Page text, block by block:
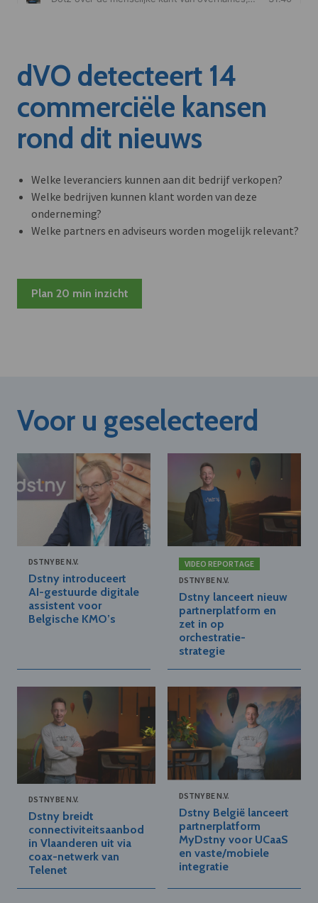
dVO detecteert 14
commerciële kansen
rond dit nieuws
Welke leveranciers kunnen aan dit bedrijf verkopen?
Welke bedrijven kunnen klant worden van deze
onderneming?
Welke partners en adviseurs worden mogelijk relevant?
Plan 20 min inzicht
Voor u geselecteerd
DSTNY BE N.V.
Dstny introduceert
AI-gestuurde digitale
assistent voor
Belgische KMO’s
VIDEO REPORTAGE
DSTNY BE N.V.
Dstny lanceert nieuw
partnerplatform en
zet in op
orchestratie-
strategie
DSTNY BE N.V.
Dstny breidt
connectiviteitsaanbod
in Vlaanderen uit via
coax-netwerk van
Telenet
DSTNY BE N.V.
Dstny België lanceert
partnerplatform
MyDstny voor UCaaS
en vaste/mobiele
integratie